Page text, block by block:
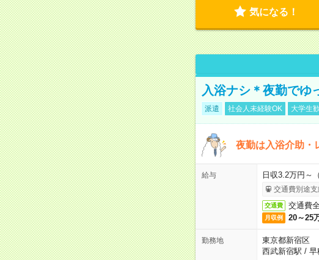
気になる！
入浴ナシ＊夜勤でゆ
派遣 社会人未経験OK 大学生
夜勤は入浴介助・
給与 日収3.2万円～
交通費別途支
交通費 交通費
月収例 20～25
勤務地
東京都新宿区
西武新宿駅 / 早